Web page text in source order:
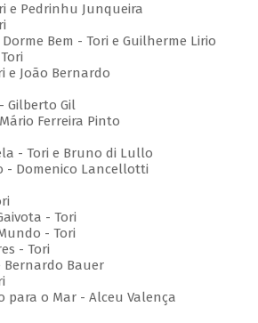
e Pedrinhu Junqueira
Dorme Bem - Tori e Guilherme Lirio
e João Bernardo
Gilberto Gil
Ferreira Pinto
- Tori e Bruno di Lullo
- Domenico Lancellotti
- Tori
- Tori
- Tori
Bernardo Bauer
para o Mar - Alceu Valença